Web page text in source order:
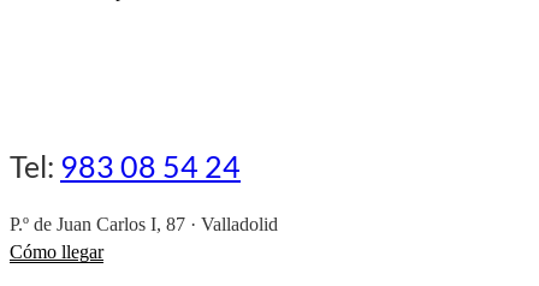
Tel: 983 08 54 24
P.º de Juan Carlos I, 87 · Valladolid
Cómo llegar